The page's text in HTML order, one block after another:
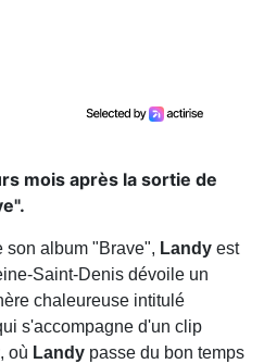
mois après la sortie de
son album "Brave", Landy est
Saint-Denis dévoile un
chaleureuse intitulé
s'accompagne d'un clip
, où Landy passe du bon temps